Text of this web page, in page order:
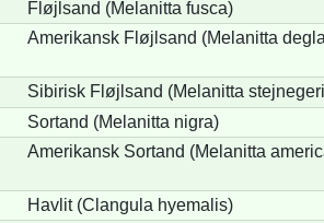
Fløjlsand (Melanitta fusca)
Amerikansk Fløjlsand (Melanitta
Sibirisk Fløjlsand (Melanitta
Sortand (Melanitta nigra)
Amerikansk Sortand (Melanitta
Havlit (Clangula hyemalis)